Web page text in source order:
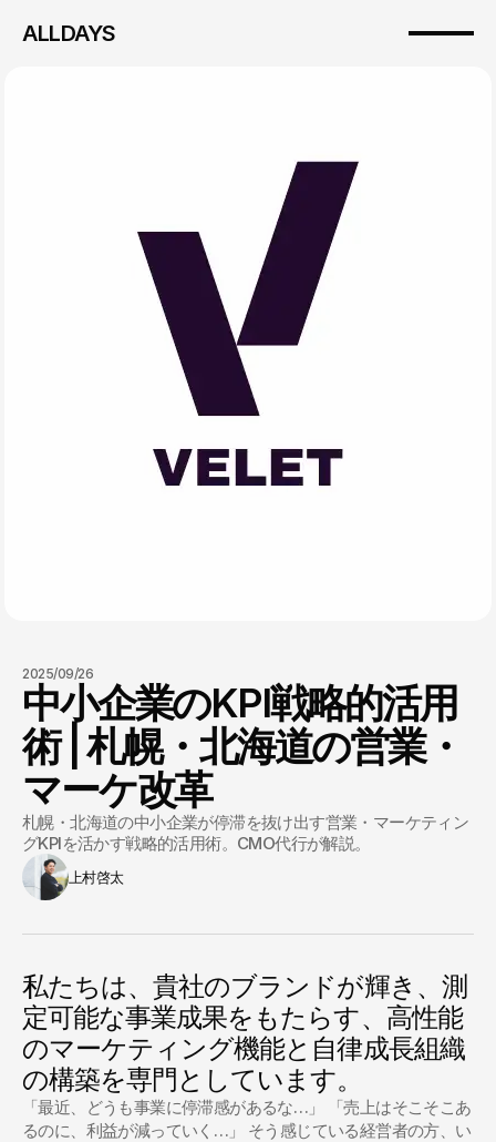
ALLDAYS
2025/09/26
中小企業のKPI戦略的活用
術 | 札幌・北海道の営業・
マーケ改革
札幌・北海道の中小企業が停滞を抜け出す営業・マーケティン
グKPIを活かす戦略的活用術。CMO代行が解説。
上村啓太
私たちは、貴社のブランドが輝き、測
定可能な事業成果をもたらす、高性能
のマーケティング機能と自律成長組織
の構築を専門としています。
「最近、どうも事業に停滞感があるな…」 「売上はそこそこあ
るのに、利益が減っていく…」 そう感じている経営者の方、い